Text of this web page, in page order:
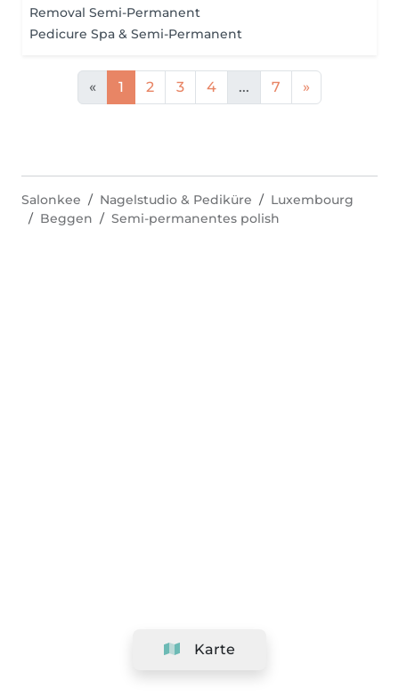
Removal Semi-Permanent
Pedicure Spa & Semi-Permanent
« 1 2 3 4 ... 7 »
Karte
Salonkee Nagelstudio & Pediküre
Luxembourg
Beggen
Semi-permanentes polish